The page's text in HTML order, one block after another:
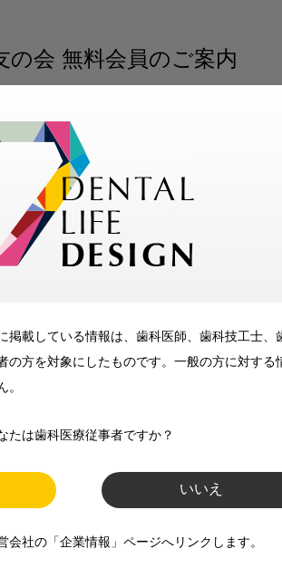
掲載している情報は、歯科医師、歯科技工士、
の方を対象にしたものです。一般の方に対する
。
たは歯科医療従事者ですか？
いいえ
会社の「企業情報」ページへリンクします。
の会 無料会員のご案内
イフデザインをもっと便利にご利用い
メリット
ールマガジンでお届け
科衛生士、歯科技工士）に
します。